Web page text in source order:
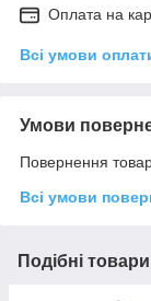
Оплата на
Всі умови
Умови
Повернення
Всі умови
Подібні